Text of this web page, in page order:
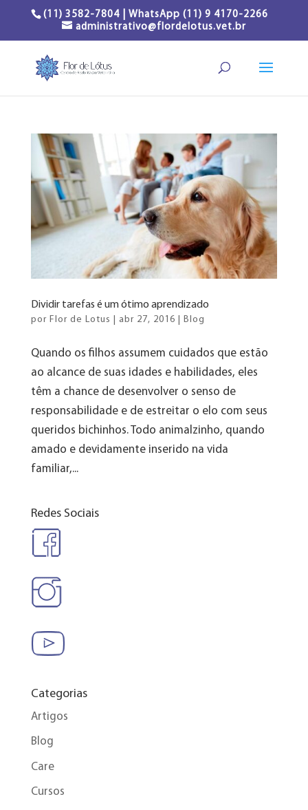
(11) 3582-7804 | WhatsApp (11) 9 4170-2266
administrativo@flordelotus.vet.br
Dividir tarefas é um ótimo aprendizado
por Flor de Lotus abr 27, 2016 Blog
Quando os filhos assumem cuidados que estão
ao alcance de suas idades e habilidades, eles
têm a chance de desenvolver o senso de
responsabilidade e de estreitar o elo com seus
queridos bichinhos. Todo animalzinho, quando
amado e devidamente inserido na vida
familiar,...
Redes Sociais
Categorias
Artigos
Blog
Care
Cursos